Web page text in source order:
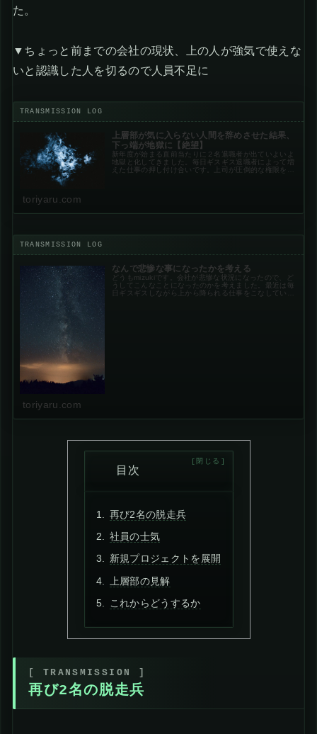
た。
▼ちょっと前までの会社の現状、上の人が強気で使えな
いと認識した人を切るので人員不足に
上層部が気に入らない人間を辞めさせた結果、
下っ端が地獄に【絶望】
新年度が始まる直前当たりに２名退職者が出ていよいよ
地獄と化してきました。毎日ギスギス退職者によって増
えた仕事の押し付け合いです。上司が圧倒的な権限を持
toriyaru.com
なんで悲惨な事になったかを考える
どうもmizukiです。会社が悲惨な状況になったので、ど
うしてこんなことになったのかを考えました。最近は毎
日ギスギスしながら上から降られる仕事をこなしていま
toriyaru.com
目次
再び2名の脱走兵
社員の士気
新規プロジェクトを展開
上層部の見解
これからどうするか
再び2名の脱走兵